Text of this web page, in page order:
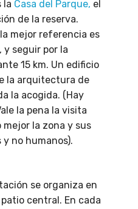
la Casa del Parque, el
de la reserva.
mejor referencia es
y seguir por la
15 km. Un edificio
la arquitectura de
la acogida. (Hay
la pena la visita
mejor la zona y sus
no humanos).
se organiza en
central. En cada